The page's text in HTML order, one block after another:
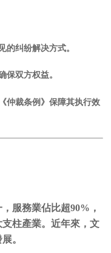
的纠纷解决方式。
保双方权益。
仲裁条例》保障其执行效
服務業佔比超90%，
柱產業。近年來，文
。